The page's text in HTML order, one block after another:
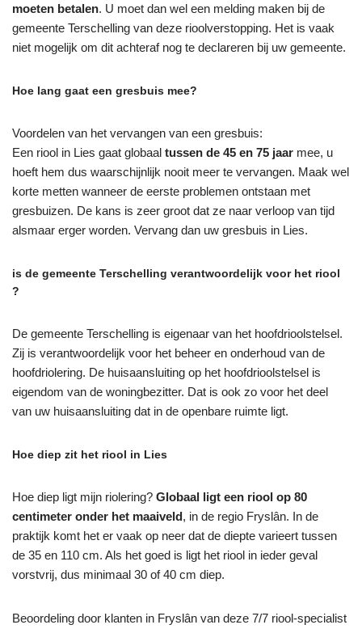
moeten betalen. U moet dan wel een melding maken bij de
gemeente Terschelling van deze rioolverstopping. Het is vaak
niet mogelijk om dit achteraf nog te declareren bij uw gemeente.
Hoe lang gaat een gresbuis mee?
Voordelen van het vervangen van een gresbuis:
Een riool in Lies gaat globaal tussen de 45 en 75 jaar mee, u
hoeft hem dus waarschijnlijk nooit meer te vervangen. Maak wel
korte metten wanneer de eerste problemen ontstaan met
gresbuizen. De kans is zeer groot dat ze naar verloop van tijd
alsmaar erger worden. Vervang dan uw gresbuis in Lies.
is de gemeente Terschelling verantwoordelijk voor het riool
?
De gemeente Terschelling is eigenaar van het hoofdrioolstelsel.
Zij is verantwoordelijk voor het beheer en onderhoud van de
hoofdriolering. De huisaansluiting op het hoofdrioolstelsel is
eigendom van de woningbezitter. Dat is ook zo voor het deel
van uw huisaansluiting dat in de openbare ruimte ligt.
Hoe diep zit het riool in Lies
Hoe diep ligt mijn riolering? Globaal ligt een riool op 80
centimeter onder het maaiveld, in de regio Fryslân. In de
praktijk komt het er vaak op neer dat de diepte varieert tussen
de 35 en 110 cm. Als het goed is ligt het riool in ieder geval
vorstvrij, dus minimaal 30 of 40 cm diep.
Beoordeling door klanten in Fryslân van deze 7/7 riool-specialist